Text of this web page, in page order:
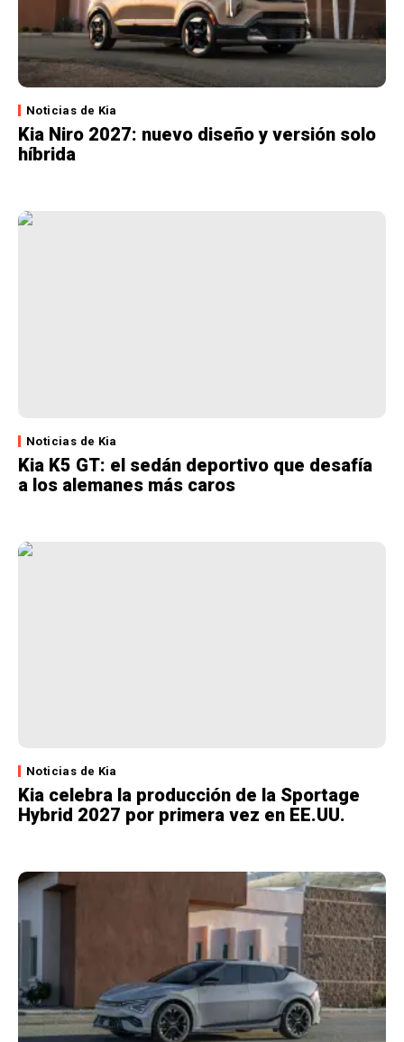
Noticias de Kia
Kia Niro 2027: nuevo diseño y versión solo
híbrida
Noticias de Kia
Kia K5 GT: el sedán deportivo que desafía
a los alemanes más caros
Noticias de Kia
Kia celebra la producción de la Sportage
Hybrid 2027 por primera vez en EE.UU.